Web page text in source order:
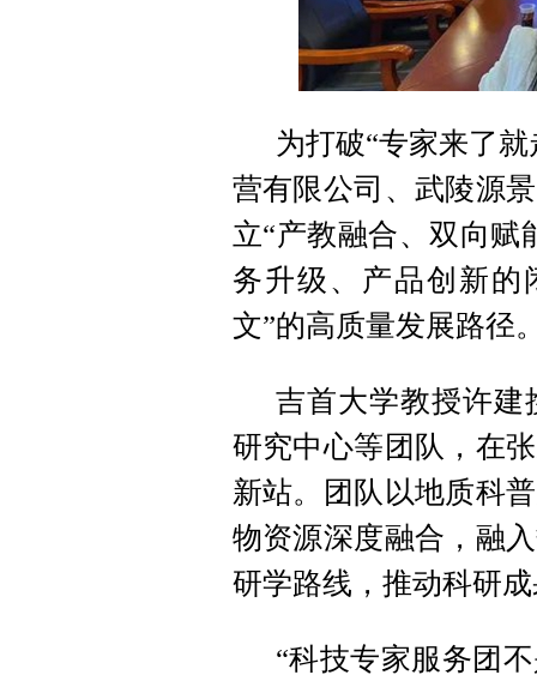
为打破“专家来了
营有限公司、武陵源
立“产教融合、双向赋
务升级、产品创新的
文”的高质量发展路径
吉首大学教授许建
研究中心等团队，在
新站。团队以地质科
物资源深度融合，融
研学路线，推动科研
“科技专家服务团